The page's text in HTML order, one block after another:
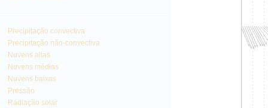
Precipitação convectiva
Precipitação não-convectiva
Nuvens altas
Nuvens médias
Nuvens baixas
Pressão
Radiação solar